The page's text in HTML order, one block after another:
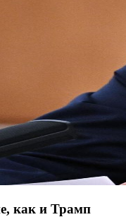
как и Трамп